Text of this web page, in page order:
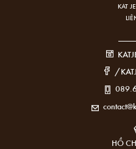
KAT
/
HỒ